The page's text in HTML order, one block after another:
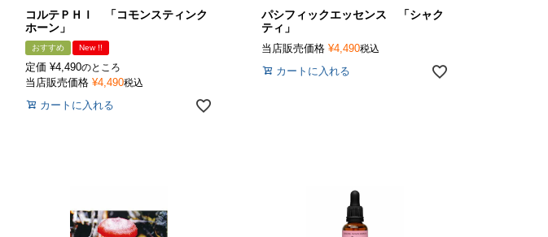
コルテＰＨＩ 「コモンスティンク
ホーン」
おすすめ New !!
定価 ¥4,490のところ
当店販売価格 ¥4,490税込
カートに入れる
パシフィックエッセンス 「シャク
ティ」
当店販売価格 ¥4,490税込
カートに入れる